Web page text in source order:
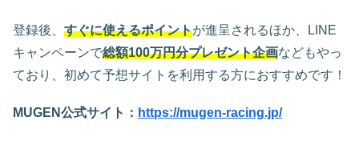
登録後、 すぐに使えるポイントが進呈されるほか、LINE
キャンペーンで総額100万円分プレゼント企画などもやっ
ており、初めて予想サイトを利用する方におすすめです！
MUGEN公式サイト： https://mugen-racing.jp/